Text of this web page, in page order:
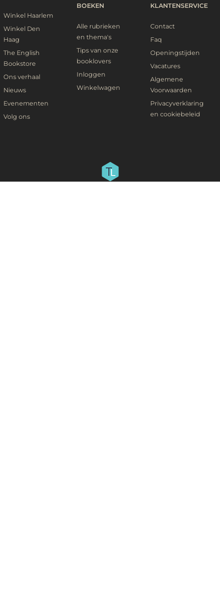
Winkel Haarlem
Winkel Den
Haag
The English
Bookstore
Ons verhaal
Nieuws
Evenementen
Volg ons
BOEKEN
Alle rubrieken
en thema's
Tips van onze
booklovers
Inloggen
Winkelwagen
KLANTENSERVICE
Contact
Faq
Openingstijden
Vacatures
Algemene
Voorwaarden
Privacyverklaring
en cookiebeleid